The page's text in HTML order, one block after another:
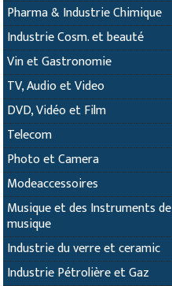
Pharma & Industrie Chimique
Industrie Cosm. et beauté
Vin et Gastronomie
TV, Audio et Video
DVD, Vidéo et Film
Telecom
Photo et Camera
Modeaccessoires
Musique et des Instruments de
musique
Industrie du verre et ceramic
Industrie Pétrolière et Gaz